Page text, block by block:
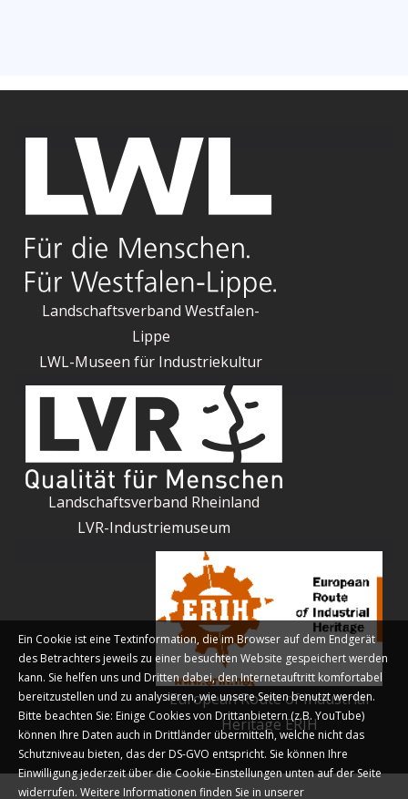
Landschaftsverband Westfalen-
Lippe
LWL-Museen für Industriekultur
Landschaftsverband Rheinland
LVR-Industriemuseum
European Route of Industrial
Heritage ERIH
Ein Cookie ist eine Textinformation, die im Browser auf dem Endgerät
des Betrachters jeweils zu einer besuchten Website gespeichert werden
kann. Sie helfen uns und Dritten dabei, den Internetauftritt komfortabel
bereitzustellen und zu analysieren, wie unsere Seiten benutzt werden.
Bitte beachten Sie: Einige Cookies von Drittanbietern (z.B. YouTube)
können Ihre Daten auch in Drittländer übermitteln, welche nicht das
Schutzniveau bieten, das der DS-GVO entspricht. Sie können Ihre
Einwilligung jederzeit über die Cookie-Einstellungen unten auf der Seite
widerrufen. Weitere Informationen finden Sie in unserer